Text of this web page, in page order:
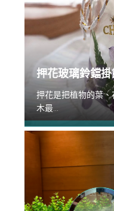
押花玻璃鈴鐺
押花是把植物的葉
木最...